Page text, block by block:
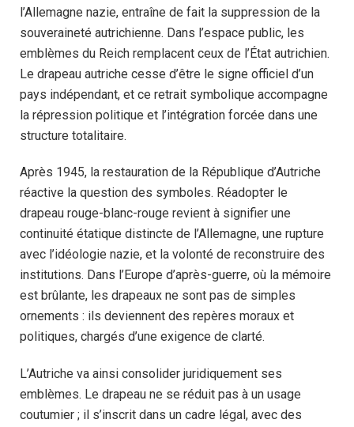
l’Allemagne nazie, entraîne de fait la suppression de la
souveraineté autrichienne. Dans l’espace public, les
emblèmes du Reich remplacent ceux de l’État autrichien.
Le drapeau autriche cesse d’être le signe officiel d’un
pays indépendant, et ce retrait symbolique accompagne
la répression politique et l’intégration forcée dans une
structure totalitaire.
Après 1945, la restauration de la République d’Autriche
réactive la question des symboles. Réadopter le
drapeau rouge-blanc-rouge revient à signifier une
continuité étatique distincte de l’Allemagne, une rupture
avec l’idéologie nazie, et la volonté de reconstruire des
institutions. Dans l’Europe d’après-guerre, où la mémoire
est brûlante, les drapeaux ne sont pas de simples
ornements : ils deviennent des repères moraux et
politiques, chargés d’une exigence de clarté.
L’Autriche va ainsi consolider juridiquement ses
emblèmes. Le drapeau ne se réduit pas à un usage
coutumier ; il s’inscrit dans un cadre légal, avec des